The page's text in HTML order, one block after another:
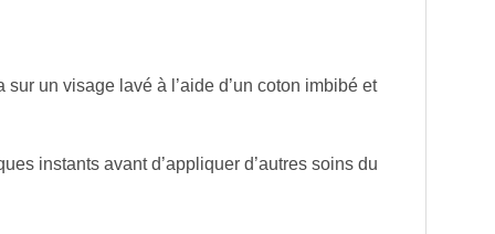
un visage lavé à l’aide d’un coton imbibé et
instants avant d’appliquer d’autres soins du